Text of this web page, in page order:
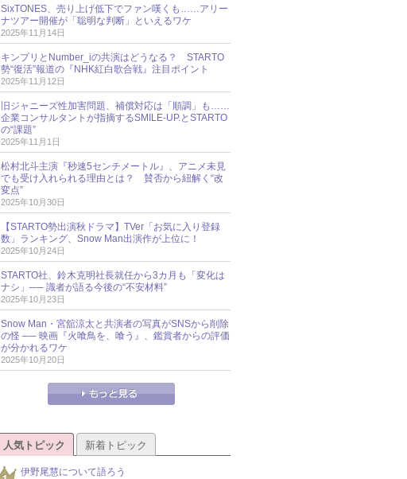
SixTONES、売り上げ低下でファン嘆くも……アリー
ナツアー開催が「聡明な判断」といえるワケ
2025年11月14日
キンプリとNumber_iの共演はどうなる？ STARTO
勢“復活”報道の『NHK紅白歌合戦』注目ポイント
2025年11月12日
旧ジャニーズ性加害問題、補償対応は「順調」も……
企業コンサルタントが指摘するSMILE-UP.とSTARTO
の“課題”
2025年11月1日
松村北斗主演『秒速5センチメートル』、アニメ未見
でも受け入れられる理由とは？ 賛否から紐解く“改
変点”
2025年10月30日
【STARTO勢出演秋ドラマ】TVer「お気に入り登録
数」ランキング、Snow Man出演作が上位に！
2025年10月24日
STARTO社、鈴木克明社長就任から3カ月も「変化は
ナシ」── 識者が語る今後の“不安材料”
2025年10月23日
Snow Man・宮舘涼太と共演者の写真がSNSから削除
の怪 ── 映画『火喰鳥を、喰う』、鑑賞者からの評価
が分かれるワケ
2025年10月20日
人気トピック 新着トピック
伊野尾慧について語ろう